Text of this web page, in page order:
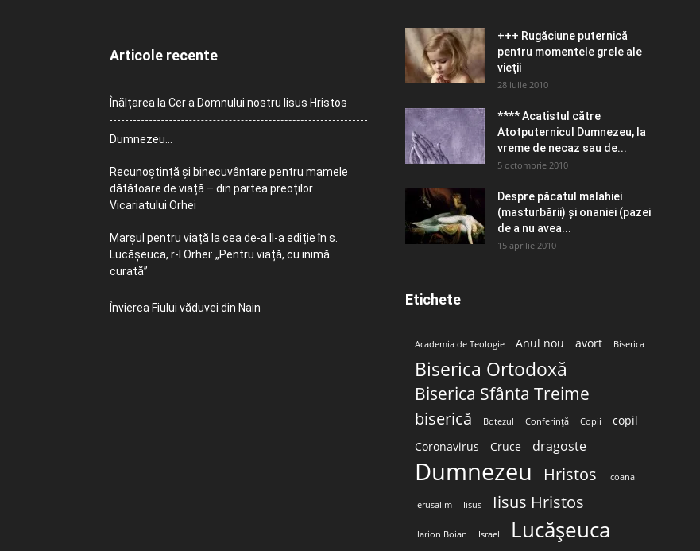
Articole recente
Înălțarea la Cer a Domnului nostru Iisus Hristos
Dumnezeu…
Recunoștință și binecuvântare pentru mamele
dătătoare de viață – din partea preoților
Vicariatului Orhei
Marșul pentru viață la cea de-a II-a ediție în s.
Lucășeuca, r-l Orhei: „Pentru viață, cu inimă
curată”
Învierea Fiului văduvei din Nain
+++ Rugăciune puternică
pentru momentele grele ale
vieţii
28 iulie 2010
**** Acatistul către
Atotputernicul Dumnezeu, la
vreme de necaz sau de...
5 octombrie 2010
Despre păcatul malahiei
(masturbării) şi onaniei (pazei
de a nu avea...
15 aprilie 2010
Etichete
Academia de Teologie Anul nou avort Biserica
Biserica Ortodoxă
Biserica Sfânta Treime
biserică Botezul Conferință Copii
copil
Coronavirus
Cruce dragoste
Dumnezeu Hristos Icoana
Ierusalim Iisus Iisus Hristos
Ilarion Boian Israel Lucășeuca